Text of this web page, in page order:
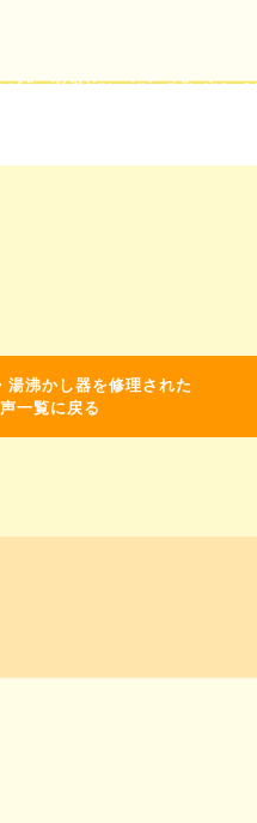
湯沸かし器を修理された
一覧に戻る